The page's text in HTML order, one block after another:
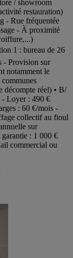
/ showroom
restauration)
- Rue fréquentée
- À proximité
1 : bureau de 26
- Provision sur
notamment le
décompte réel) • B/
- Loyer : 490 €
: 60 €/mois -
collectif au fioul
sur
: 1 000 €
commercial ou